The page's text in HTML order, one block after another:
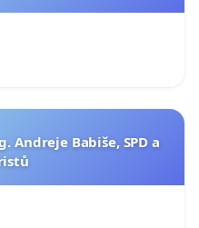
Andreje Babiše, SPD a